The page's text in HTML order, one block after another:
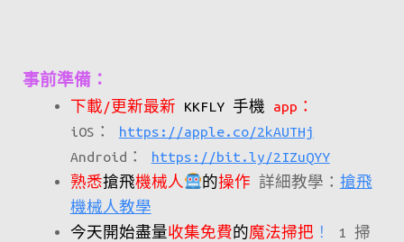
事前準備：
下載/更新最新 KKFLY 手機 app：
iOS： https://apple.co/2kAUTHj
Android： https://bit.ly/2IZuQYY
熟悉搶飛機械人 的操作 詳細教學： 搶飛
機械人教學
今天開始盡量收集免費的魔法掃把 ！
1 掃